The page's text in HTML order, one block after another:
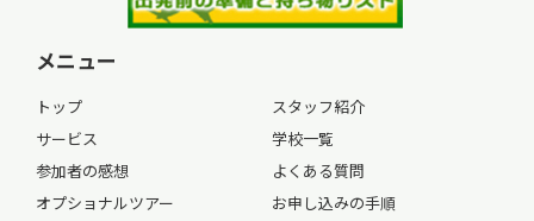
メニュー
トップ
スタッフ紹介
サービス
学校一覧
参加者の感想
よくある質問
オプショナルツアー
お申し込みの手順